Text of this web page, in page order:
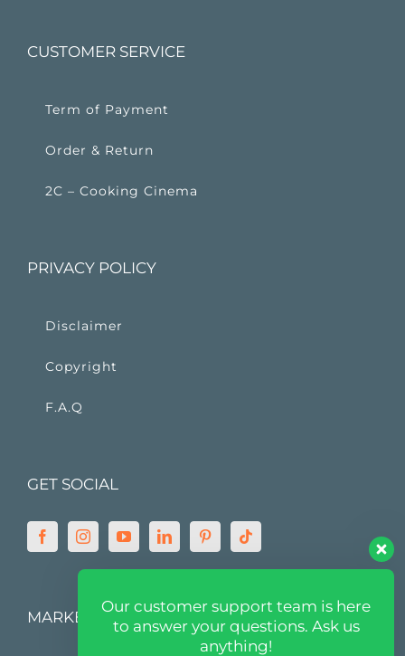
CUSTOMER SERVICE
Term of Payment
Order & Return
2C – Cooking Cinema
PRIVACY POLICY
Disclaimer
Copyright
F.A.Q
GET SOCIAL
MARKETPLACE
Our customer support team is here
to answer your questions. Ask us
anything!